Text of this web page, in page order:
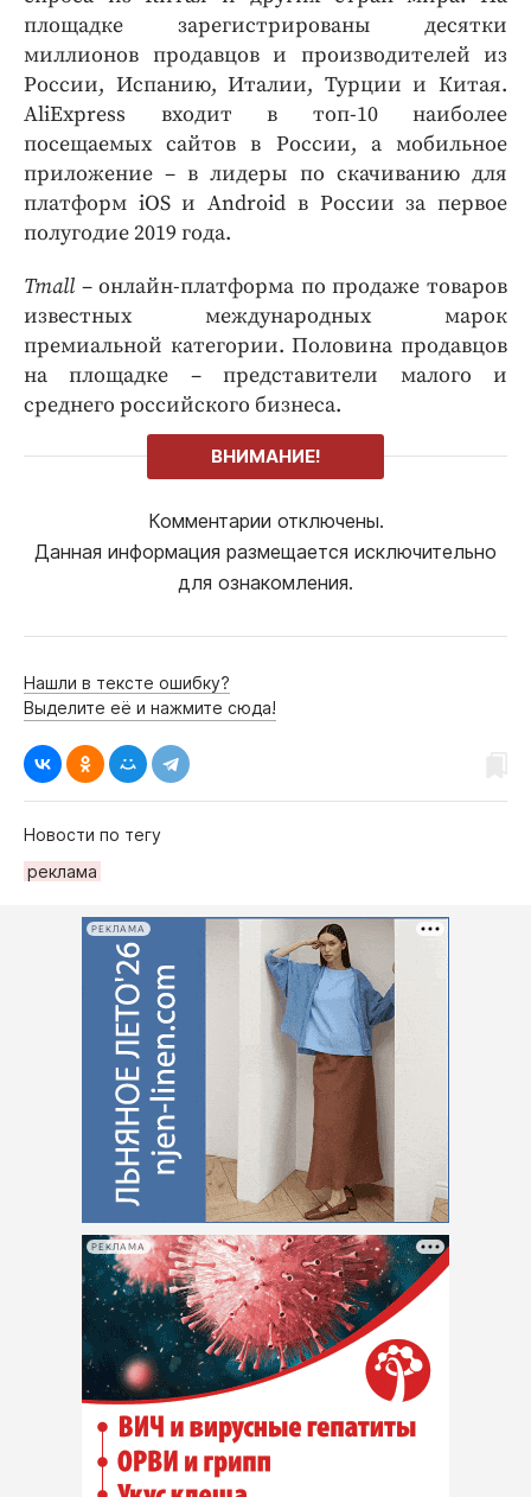
площадке зарегистрированы десятки
миллионов продавцов и производителей из
России, Испанию, Италии, Турции и Китая.
AliExpress входит в топ-10 наиболее
посещаемых сайтов в России, а мобильное
приложение – в лидеры по скачиванию для
платформ iOS и Android в России за первое
полугодие 2019 года.
Tmall – онлайн-платформа по продаже товаров
известных международных марок
премиальной категории. Половина продавцов
на площадке – представители малого и
среднего российского бизнеса.
ВНИМАНИЕ!
Комментарии отключены.
Данная информация размещается исключительно
для ознакомления.
Нашли в тексте ошибку?
Выделите её и нажмите сюда!
Новости по тегу
реклама
РЕКЛАМА
РЕКЛАМА